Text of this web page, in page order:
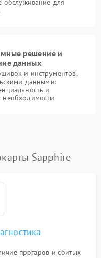
обслуживание для
решение и
данных
и инструментов,
данными:
и
Sapphire
прогаров и сбитых